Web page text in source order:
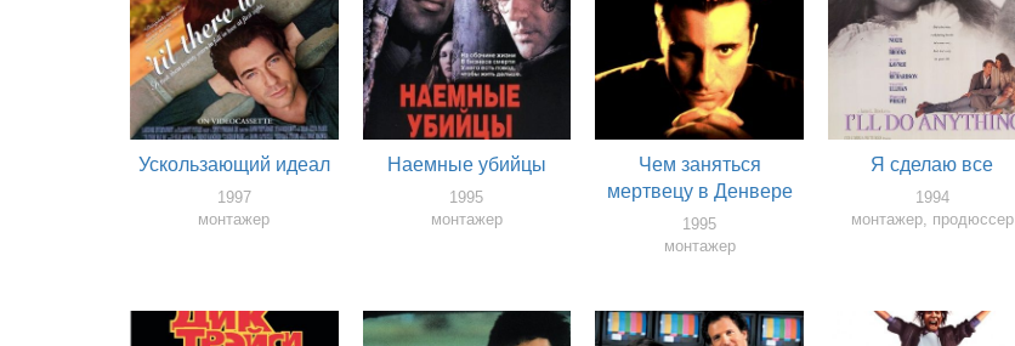
Ускользающий идеал
1997
монтажер
Наемные убийцы
1995
монтажер
Чем заняться
мертвецу в Денвере
1995
монтажер
Я сделаю все
1994
монтажер, продюссер